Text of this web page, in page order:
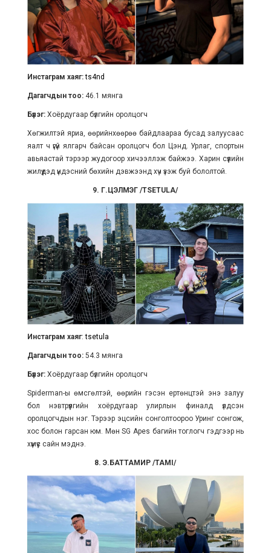
Инстаграм хаяг: ts4nd
Дагагчдын тоо:46.1 мянга
Бүлэг:Хоёрдугаар бүлгийн оролцогч
Хөгжилтэй яриа, өөрийнхөөрөө байдлаараа бусад залуусаас
яалт ч үгүй ялгарч байсан оролцогч бол Цэнд. Урлаг, спортын
авьяастай тэрээр жудогоор хичээллэж байжээ. Харин сүүлийн
жилүүдэд үндэсний бөхийн дэвжээнд хүч үзэж буй бололтой.
9. Г.ЦЭЛМЭГ /TSETULA/
Инстаграм хаяг:tsetula
Дагагчдын тоо: 54.3 мянга
Бүлэг: Хоёрдугаар бүлгийн оролцогч
Spiderman-ы өмсгөлтэй, өөрийн гэсэн ертөнцтэй энэ залуу
бол нэвтрүүлгийн хоёрдугаар улирлын финалд үлдсэн
оролцогчдын нэг. Тэрээр эцсийн сонголтоороо Уринг сонгож,
хос болон гарсан юм. Мөн SG Apes багийн тоглогч гэдгээр нь
хүмүүс сайн мэднэ.
8. Э.БАТТАМИР /TAMI/